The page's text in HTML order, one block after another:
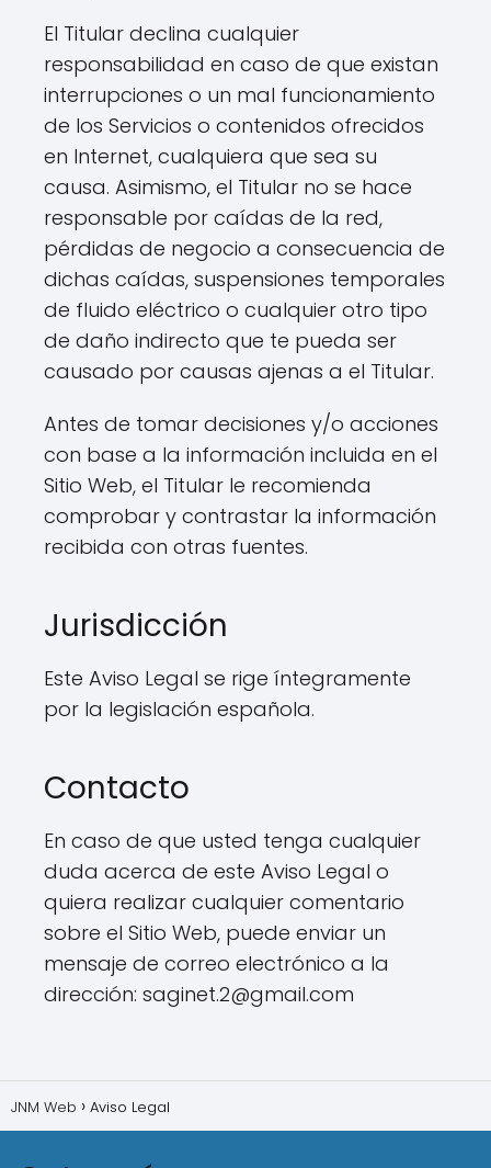
El Titular declina cualquier
responsabilidad en caso de que existan
interrupciones o un mal funcionamiento
de los Servicios o contenidos ofrecidos
en Internet, cualquiera que sea su
causa. Asimismo, el Titular no se hace
responsable por caídas de la red,
pérdidas de negocio a consecuencia de
dichas caídas, suspensiones temporales
de fluido eléctrico o cualquier otro tipo
de daño indirecto que te pueda ser
causado por causas ajenas a el Titular.
Antes de tomar decisiones y/o acciones
con base a la información incluida en el
Sitio Web, el Titular le recomienda
comprobar y contrastar la información
recibida con otras fuentes.
Jurisdicción
Este Aviso Legal se rige íntegramente
por la legislación española.
Contacto
En caso de que usted tenga cualquier
duda acerca de este Aviso Legal o
quiera realizar cualquier comentario
sobre el Sitio Web, puede enviar un
mensaje de correo electrónico a la
dirección: saginet.2@gmail.com
JNM Web Aviso Legal